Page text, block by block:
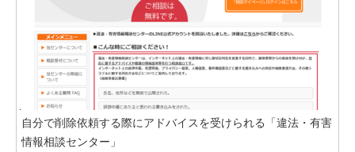
自分で削除依頼する際にアドバイスを受けられる「違法・有害
情報相談センター」